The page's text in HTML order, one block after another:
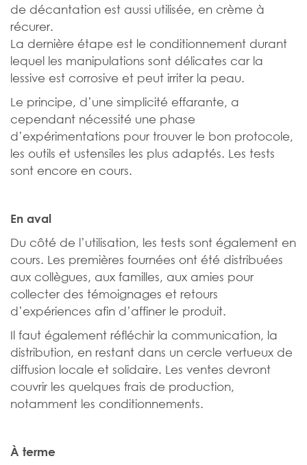
de décantation est aussi utilisée, en crème à
récurer.
La dernière étape est le conditionnement durant
lequel les manipulations sont délicates car la
lessive est corrosive et peut irriter la peau.
Le principe, d’une simplicité effarante, a
cependant nécessité une phase
d’expérimentations pour trouver le bon protocole,
les outils et ustensiles les plus adaptés. Les tests
sont encore en cours.
En aval
Du côté de l’utilisation, les tests sont également en
cours. Les premières fournées ont été distribuées
aux collègues, aux familles, aux amies pour
collecter des témoignages et retours
d’expériences afin d’affiner le produit.
Il faut également réfléchir la communication, la
distribution, en restant dans un cercle vertueux de
diffusion locale et solidaire. Les ventes devront
couvrir les quelques frais de production,
notamment les conditionnements.
À terme